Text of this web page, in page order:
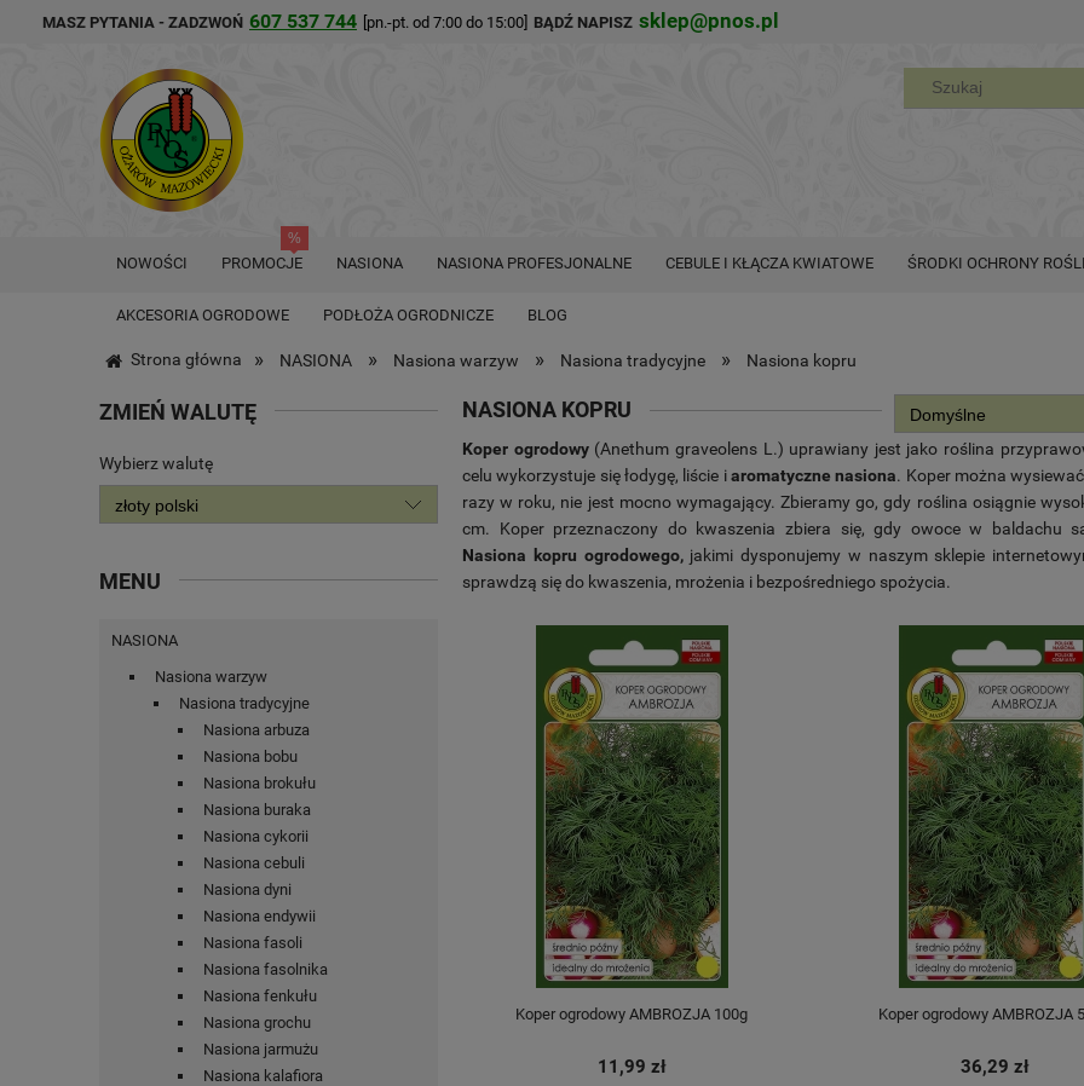
MASZ PYTANIA - ZADZWOŃ 607 537 744 [pn.-pt. od 7:00 do 15:00] BĄDŹ NAPISZ sklep@pnos.pl
NOWOŚCI PROMOCJE NASIONA NASIONA PROFESJONALNE CEBULE I KŁĄCZA KWIATOWE ŚRODKI OCHRONY
AKCESORIA OGRODOWE PODŁOŻA OGRODNICZE BLOG
Strona główna » NASIONA » Nasiona warzyw » Nasiona tradycyjne » Nasiona kopru
ZMIEŃ WALUTĘ
Wybierz walutę
MENU
NASIONA
Nasiona warzyw
Nasiona tradycyjne
Nasiona arbuza
Nasiona bobu
Nasiona brokułu
Nasiona buraka
Nasiona cykorii
Nasiona cebuli
Nasiona dyni
Nasiona endywii
Nasiona fasoli
Nasiona fasolnika
Nasiona fenkułu
Nasiona grochu
Nasiona jarmużu
Nasiona kalafiora
NASIONA KOPRU
Koper ogrodowy(Anethum graveolens L .) uprawiany jest jako roślina
celu wykorzystuje się łodygę, liście iaromatyczne nasiona. Koper można
razy w roku, nie jest mocno wymagający. Zbieramy go, gdy roślina osiągnie
cm. Koper przeznaczony do kwaszenia zbiera się, gdy owoce w baldachu
Nasiona kopru ogrodowego,jakimi dysponujemy w naszym sklepie
sprawdzą się do kwaszenia, mrożenia i bezpośredniego spożycia.
Koper ogrodowy AMBROZJA 100g
11,99 zł
Koper ogrodowy AMBROZJA
36,29 zł